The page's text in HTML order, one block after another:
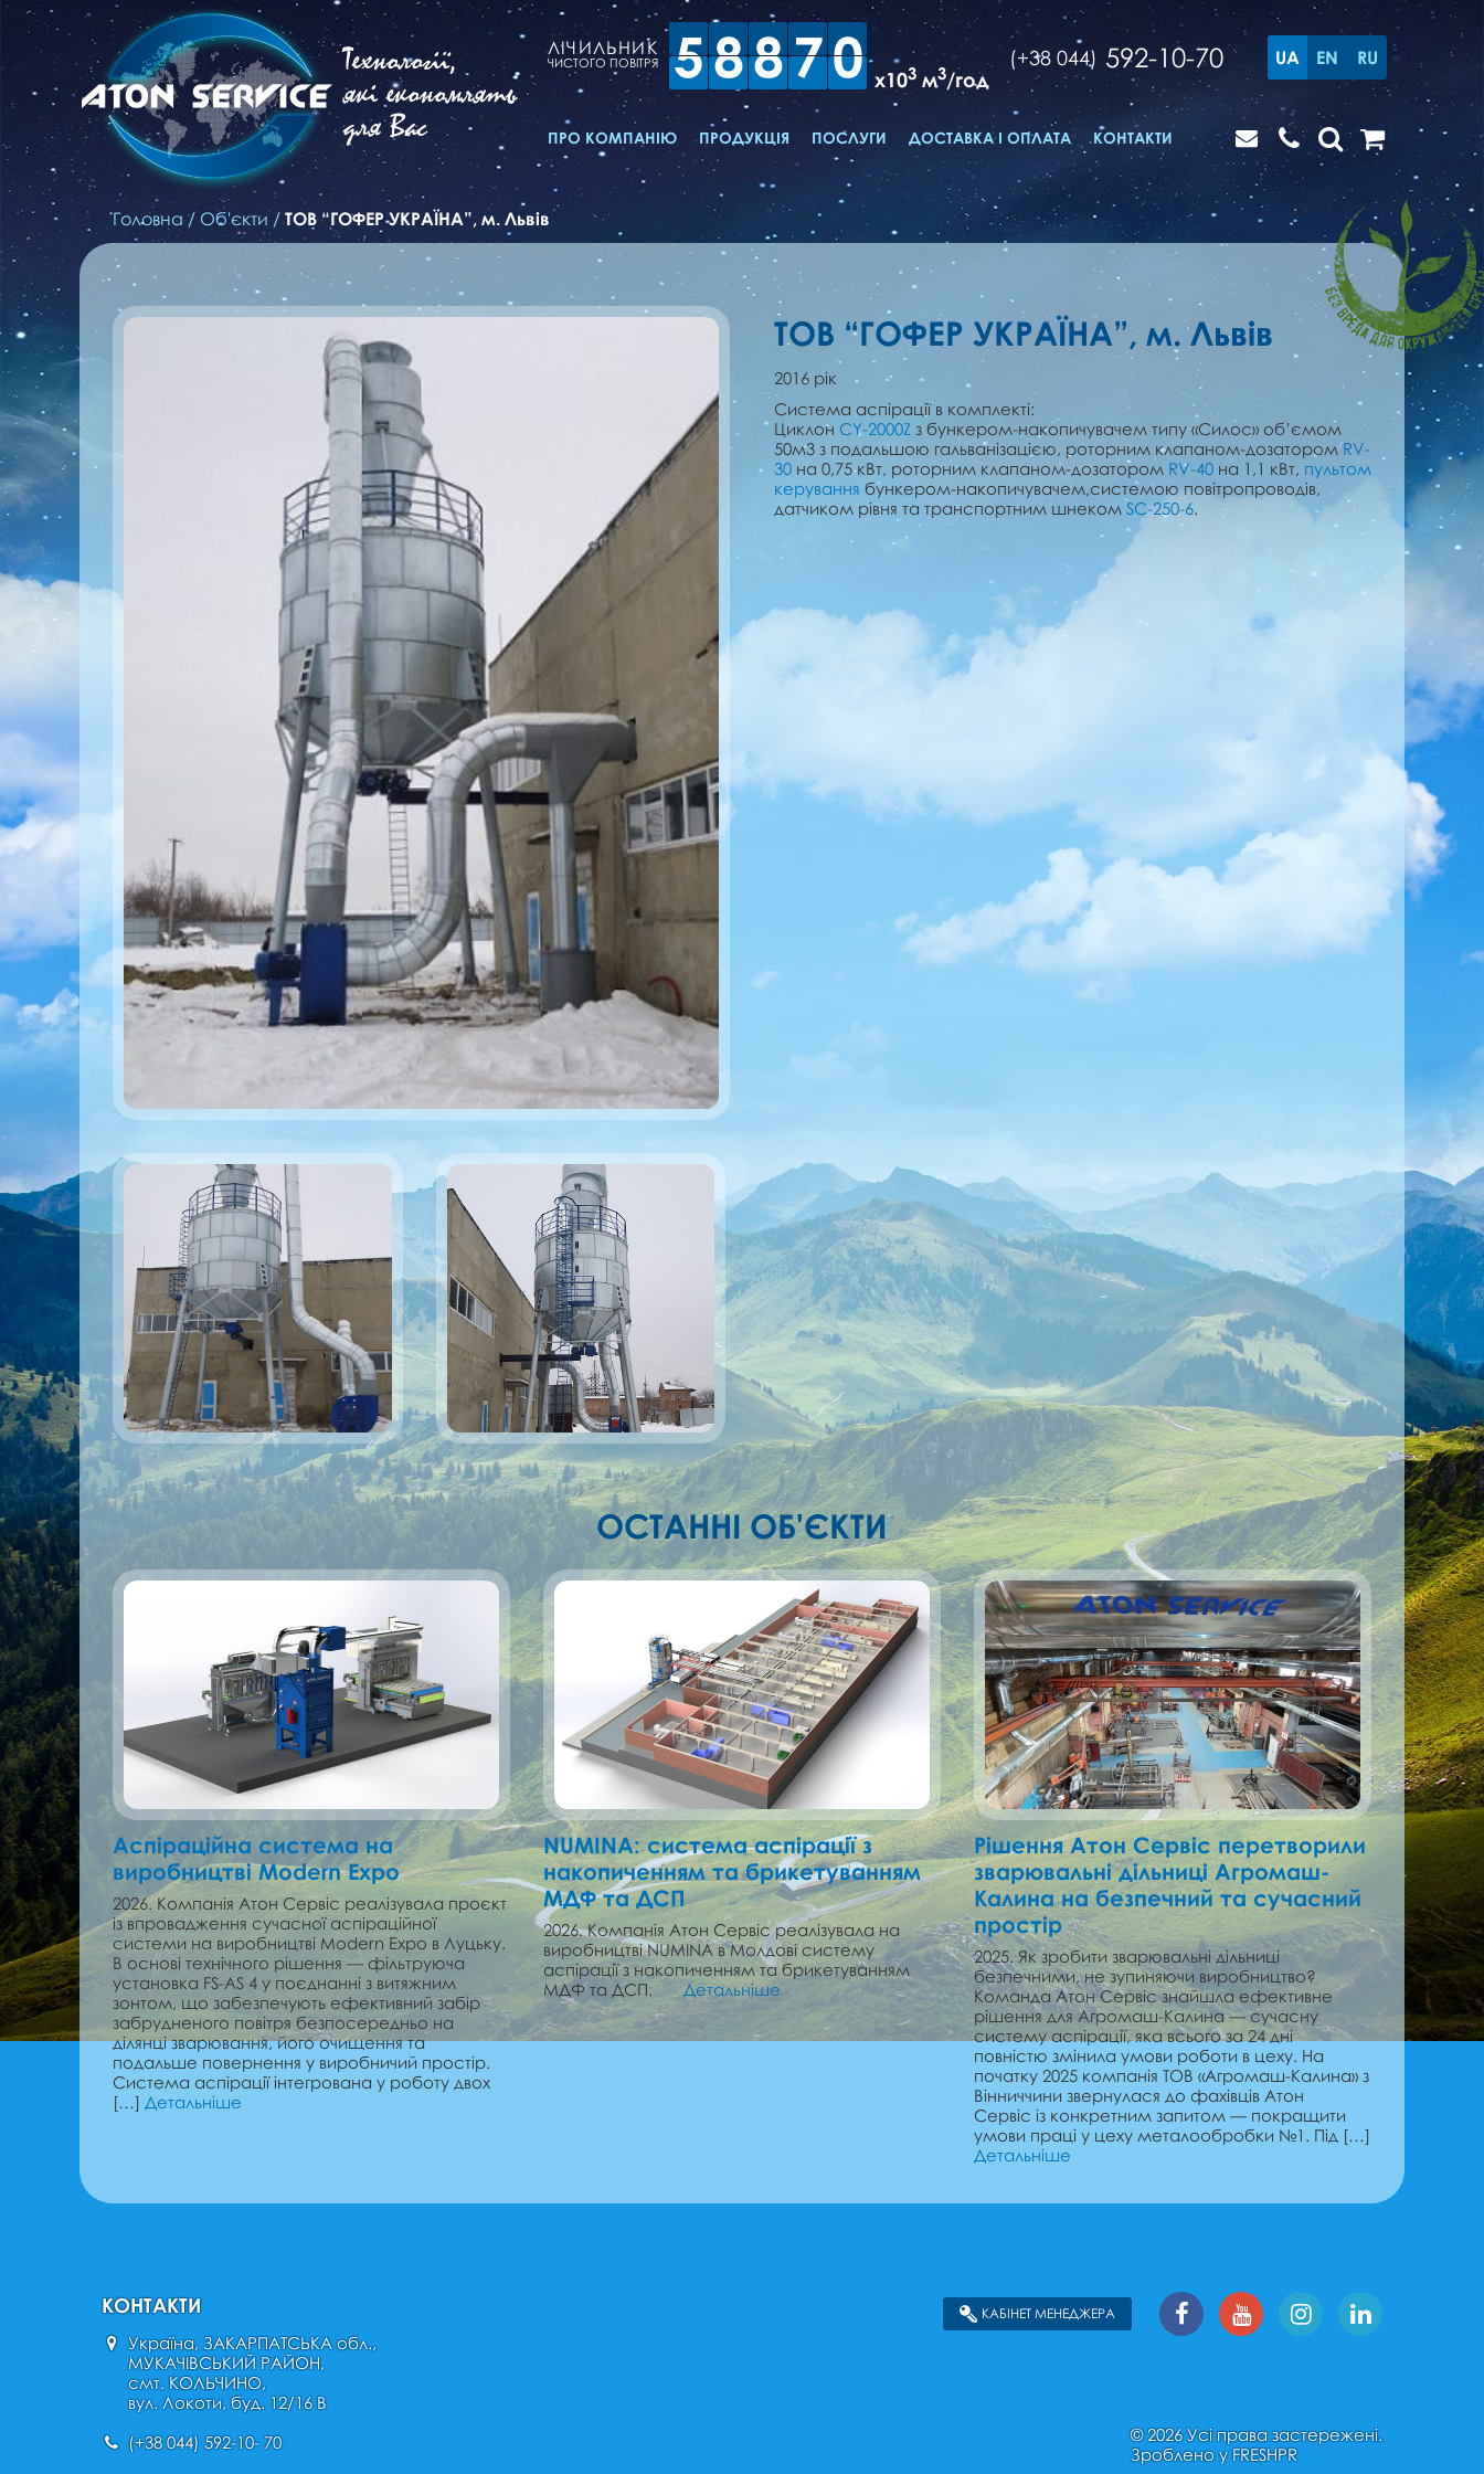
Технології,
які економлять
для Вас
ЛІЧИЛЬНИК
ЧИСТОГО ПОВІТРЯ 58870 x103 м3/год
(+38 044) 592-10-70 UA EN RU
ПРО КОМПАНІЮ ПРОДУКЦІЯ ПОСЛУГИ ДОСТАВКА І ОПЛАТА КОНТАКТИ
Головна / Об'єкти/ТОВ “ГОФЕР УКРАЇНА”, м. Львів
ТОВ “ГОФЕР УКРАЇНА”, м. Львів
2016 рік
Система аспірації в комплекті:
Циклон CY-2000Zз бункером-накопичувачем типу «Силос» об’ємом
50м3 з подальшою гальванізацією, роторним клапаном-дозаторомRV-
30на 0,75 кВт, роторним клапаном-дозатором RV-40на 1,1 кВт, пультом
керуваннябункером-накопичувачем,системою повітропроводів,
датчиком рівня та транспортним шнеком SC-250-6.
ОСТАННІ ОБ'ЄКТИ
Аспіраційна система на
виробництві Modern Expo
2026. Компанія Атон Сервіс реалізувала проєкт
із впровадження сучасної аспіраційної
системи на виробництві Modern Expo в Луцьку.
В основі технічного рішення — фільтруюча
установка FS-AS 4 у поєднанні з витяжним
зонтом, що забезпечують ефективний забір
забрудненого повітря безпосередньо на
ділянці зварювання, його очищення та
подальше повернення у виробничий простір.
Система аспірації інтегрована у роботу двох
[…] Детальніше
NUMINA: cистема аспірації з
накопиченням та брикетуванням
МДФ та ДСП
2026. Компанія Атон Сервіс реалізувала на
виробництві NUMINA в Молдові cистему
аспірації з накопиченням та брикетуванням
МДФ та ДСП.Детальніше
Рішення Атон Сервіс перетворили
зварювальні дільниці Агромаш-
Калина на безпечний та сучасний
простір
2025. Як зробити зварювальні дільниці
безпечними, не зупиняючи виробництво?
Команда Атон Сервіс знайшла ефективне
рішення для Агромаш-Калина — сучасну
систему аспірації, яка всього за 24 дні
повністю змінила умови роботи в цеху. На
початку 2025 компанія ТОВ «Агромаш-Калина» з
Вінниччини звернулася до фахівців Атон
Сервіс із конкретним запитом — покращити
умови праці у цеху металообробки №1. Під […]
Детальніше
КОНТАКТИ
Україна, ЗАКАРПАТСЬКА обл.,
МУКАЧІВСЬКИЙ РАЙОН,
смт. КОЛЬЧИНО,
вул. Локоти, буд. 12/16 В
(+38 044) 592-10- 70
КАБІНЕТ МЕНЕДЖЕРА
© 2026 Усі права застережені.
Зроблено уFRESHPR